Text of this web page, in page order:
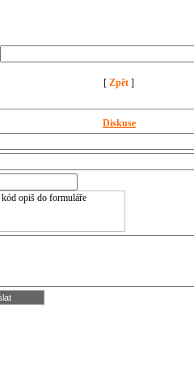
[ Zpět ]
Diskuse